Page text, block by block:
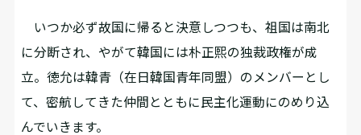
いつか必ず故国に帰ると決意しつつも、祖国は南北
に分断され、やがて韓国には朴正熙の独裁政権が成
立。徳允は韓青（在日韓国青年同盟）のメンバーとし
て、密航してきた仲間とともに民主化運動にのめり込
んでいきます。